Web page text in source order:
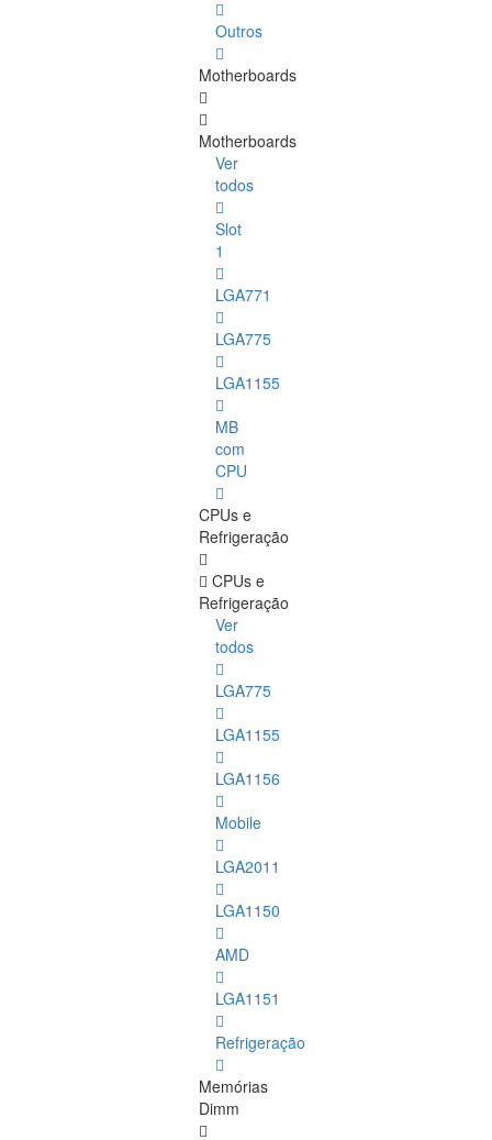
Outros
Motherboards
Motherboards
Ver
todos
Slot
1
LGA771
LGA775
LGA1155
MB
com
CPU
CPUs e
Refrigeração
CPUs e
Refrigeração
Ver
todos
LGA775
LGA1155
LGA1156
Mobile
LGA2011
LGA1150
AMD
LGA1151
Refrigeração
Memórias
Dimm